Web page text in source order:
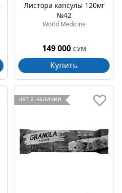
Листора капсулы 120мг
№42
World Medicine
149 000 СУМ
Купить
нет в наличии